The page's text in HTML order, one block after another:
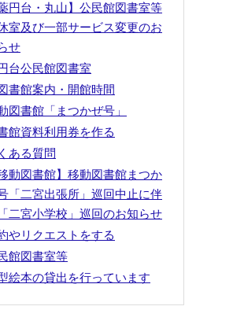
薬円台・丸山】公民館図書室等
室及び一部サービス変更のお
せ
台公民館図書室
書館案内・開館時間
図書館「まつかぜ号」
館資料利用券を作る
ある質問
移動図書館】移動図書館まつか
「二宮出張所」巡回中止に伴
二宮小学校」巡回のお知らせ
やリクエストをする
館図書室等
絵本の貸出を行っています